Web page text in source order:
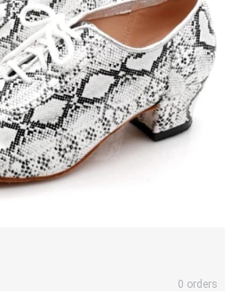
0 orders